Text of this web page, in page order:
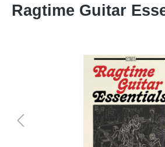
Ragtime Guitar
Bildergalerie überspringen